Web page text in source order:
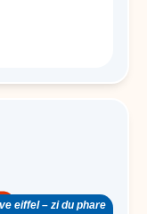
eiffel – zi du phare